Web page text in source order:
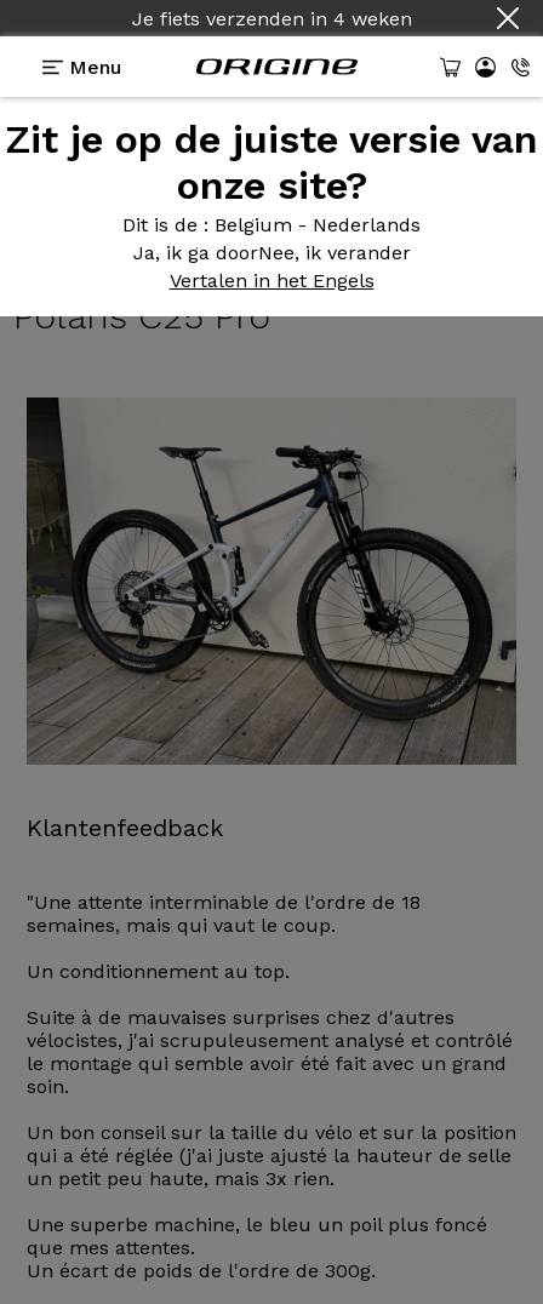
Je fiets verzenden in 4 weken
Menu
Zit je op de juiste versie van
onze site?
Dit is de : Belgium - Nederlands
Ja, ik ga doorNee, ik verander
Vertalen in het Engels
Getuigenissen>Théorème FS GTR 120mm -
Shimano XT M8100 - Prymahl Polaris C25 Pro
Théorème FSGTR 120mm -
Shimano XT M8100 - Prymahl
Polaris C25 Pro
Klantenfeedback
"Une attente interminable de l'ordre de 18
semaines, mais qui vaut le coup.
Un conditionnement au top.
Suite à de mauvaises surprises chez d'autres
vélocistes, j'ai scrupuleusement analysé et contrôlé
le montage qui semble avoir été fait avec un grand
soin.
Un bon conseil sur la taille du vélo et sur la position
qui a été réglée (j'ai juste ajusté la hauteur de selle
un petit peu haute, mais 3x rien.
Une superbe machine, le bleu un poil plus foncé
que mes attentes.
Un écart de poids de l'ordre de 300g.